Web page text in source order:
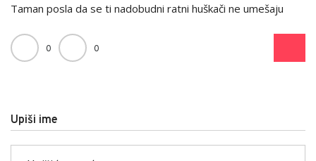
Taman posla da se ti nadobudni ratni huškači ne umešaju
0 0
Upiši ime